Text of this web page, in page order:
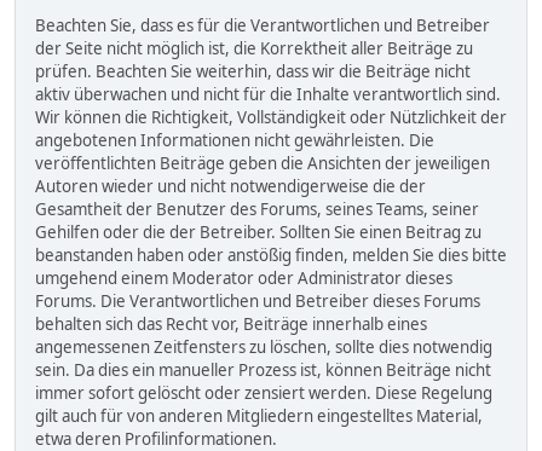
Beachten Sie, dass es für die Verantwortlichen und Betreiber
der Seite nicht möglich ist, die Korrektheit aller Beiträge zu
prüfen. Beachten Sie weiterhin, dass wir die Beiträge nicht
aktiv überwachen und nicht für die Inhalte verantwortlich sind.
Wir können die Richtigkeit, Vollständigkeit oder Nützlichkeit der
angebotenen Informationen nicht gewährleisten. Die
veröffentlichten Beiträge geben die Ansichten der jeweiligen
Autoren wieder und nicht notwendigerweise die der
Gesamtheit der Benutzer des Forums, seines Teams, seiner
Gehilfen oder die der Betreiber. Sollten Sie einen Beitrag zu
beanstanden haben oder anstößig finden, melden Sie dies bitte
umgehend einem Moderator oder Administrator dieses
Forums. Die Verantwortlichen und Betreiber dieses Forums
behalten sich das Recht vor, Beiträge innerhalb eines
angemessenen Zeitfensters zu löschen, sollte dies notwendig
sein. Da dies ein manueller Prozess ist, können Beiträge nicht
immer sofort gelöscht oder zensiert werden. Diese Regelung
gilt auch für von anderen Mitgliedern eingestelltes Material,
etwa deren Profilinformationen.